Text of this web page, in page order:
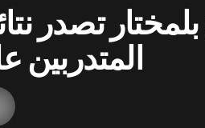
تصدر
المتدربين